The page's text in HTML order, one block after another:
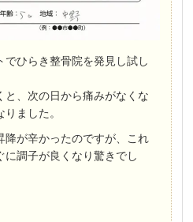
ひらき整骨院を発見し試し
と、次の日から痛みがなくな
ました。
降が辛かったのですが、これ
に調子が良くなり驚きでし